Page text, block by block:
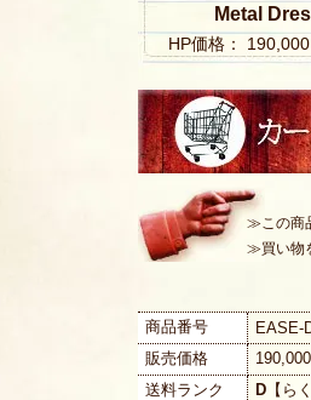
Metal
HP価格：
≫この商
≫買い物
商品番号
EASE-
販売価格
送料ランク
D 【ら